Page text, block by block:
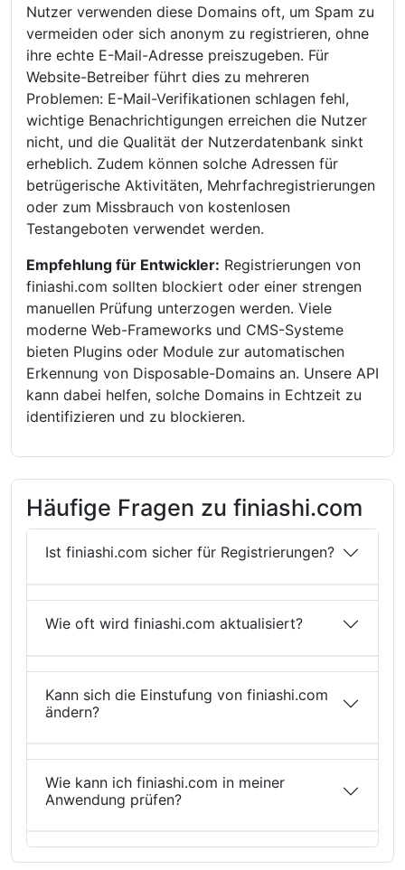
Nutzer verwenden diese Domains oft, um Spam zu
vermeiden oder sich anonym zu registrieren, ohne
ihre echte E-Mail-Adresse preiszugeben. Für
Website-Betreiber führt dies zu mehreren
Problemen: E-Mail-Verifikationen schlagen fehl,
wichtige Benachrichtigungen erreichen die Nutzer
nicht, und die Qualität der Nutzerdatenbank sinkt
erheblich. Zudem können solche Adressen für
betrügerische Aktivitäten, Mehrfachregistrierungen
oder zum Missbrauch von kostenlosen
Testangeboten verwendet werden.
Empfehlung für Entwickler: Registrierungen von
finiashi.com sollten blockiert oder einer strengen
manuellen Prüfung unterzogen werden. Viele
moderne Web-Frameworks und CMS-Systeme
bieten Plugins oder Module zur automatischen
Erkennung von Disposable-Domains an. Unsere API
kann dabei helfen, solche Domains in Echtzeit zu
identifizieren und zu blockieren.
Häufige Fragen zu finiashi.com
Ist finiashi.com sicher für Registrierungen?
Wie oft wird finiashi.com aktualisiert?
Kann sich die Einstufung von finiashi.com
ändern?
Wie kann ich finiashi.com in meiner
Anwendung prüfen?